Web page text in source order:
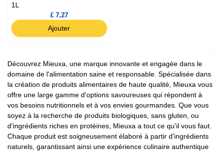
1L
£ 7,27
Ajouter
Découvrez Mieuxa, une marque innovante et engagée dans le
domaine de l'alimentation saine et responsable. Spécialisée dans
la création de produits alimentaires de haute qualité, Mieuxa vous
offre une large gamme d'options savoureuses qui répondent à
vos besoins nutritionnels et à vos envies gourmandes. Que vous
soyez à la recherche de produits biologiques, sans gluten, ou
d'ingrédients riches en protéines, Mieuxa a tout ce qu'il vous faut.
Chaque produit est soigneusement élaboré à partir d'ingrédients
naturels, garantissant ainsi une expérience culinaire authentique